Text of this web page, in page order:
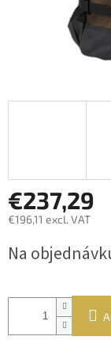
€237,29
€196,11 excl. VAT
price:
Na